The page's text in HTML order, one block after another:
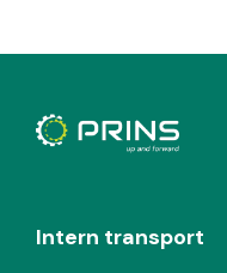
Intern transport